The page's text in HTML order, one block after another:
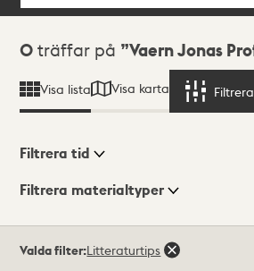
Sökresultat
0 träffar på Vaern Jonas
Visa lista Visa karta Filtrera
Visningsläge
Filtrera tid
Filtrera materialtyper
träffar
Valda filter:Litteraturtips